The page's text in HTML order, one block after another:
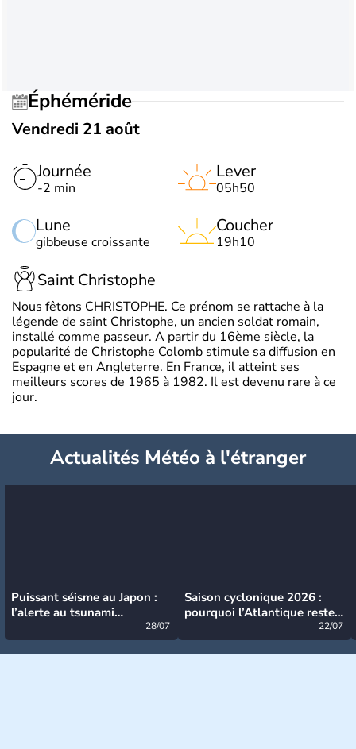
Éphéméride
Vendredi 21 août
Journée
-2 min
Lune
gibbeuse croissante
Lever
05h50
Coucher
19h10
Saint Christophe
Nous fêtons CHRISTOPHE. Ce prénom se rattache à la
légende de saint Christophe, un ancien soldat romain,
installé comme passeur. A partir du 16ème siècle, la
popularité de Christophe Colomb stimule sa diffusion en
Espagne et en Angleterre. En France, il atteint ses
meilleurs scores de 1965 à 1982. Il est devenu rare à ce
jour.
Actualités Météo à l'étranger
Puissant séisme au Japon :
l’alerte au tsunami
28/07
Saison cyclonique 2026 :
pourquoi l’Atlantique reste
22/07